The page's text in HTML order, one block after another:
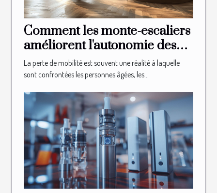
Comment les monte-escaliers
améliorent l'autonomie des
seniors
La perte de mobilité est souvent une réalité à laquelle
sont confrontées les personnes âgées, les...